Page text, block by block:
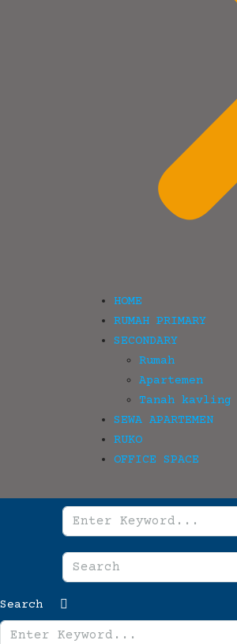
HOME
RUMAH PRIMARY
SECONDARY
Rumah
Apartemen
Tanah kavling
SEWA APARTEMEN
RUKO
OFFICE SPACE
Search